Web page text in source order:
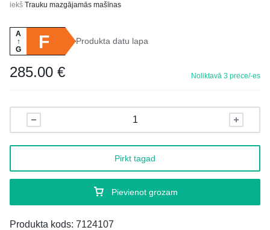
iekš Trauku mazgājamās mašīnas
A
↑
G
F Produkta datu lapa
285.00 € Noliktavā 3 prece/-es
Pievienot grozam
Pirkt tagad
Produkta kods: 7124107